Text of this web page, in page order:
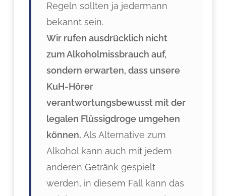
Regeln sollten ja jedermann
bekannt sein.
Wir rufen ausdrücklich nicht
zum Alkoholmissbrauch auf,
sondern erwarten, dass unsere
KuH-Hörer
verantwortungsbewusst mit der
legalen Flüssigdroge umgehen
können.Als Alternative zum
Alkohol kann auch mit jedem
anderen Getränk gespielt
werden, in diesem Fall kann das